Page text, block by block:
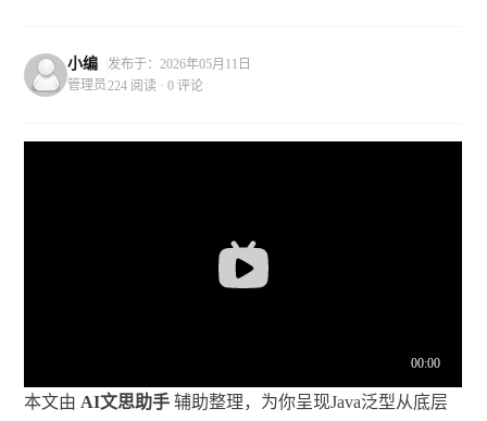
小编
管理员
发布于：2026年05月11日
224 阅读 · 0 评论
本文由 AI文思助手 辅助整理，为你呈现Java泛型从底层